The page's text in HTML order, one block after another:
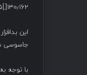
۱۳۰٫۱۶۲[.]۲۲۵[.]۴۷:۸۰۸۰
این
جاسوسی
با توجه